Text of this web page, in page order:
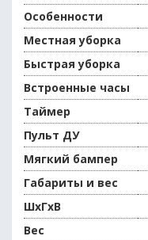
Особенности
Местная уборка
Быстрая уборка
Встроенные часы
Таймер
Пульт ДУ
Мягкий бампер
Габариты и вес
ШхГхВ
Вес